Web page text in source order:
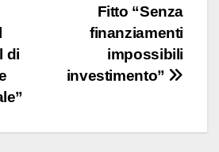
Fitto “Senza
finanziamenti
impossibili
investimento”
di